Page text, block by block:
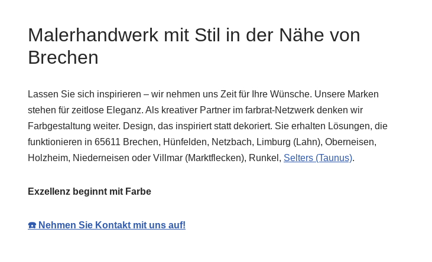
Malerhandwerk mit Stil in der Nähe von
Brechen
Lassen Sie sich inspirieren – wir nehmen uns Zeit für Ihre Wünsche. Unsere Marken
stehen für zeitlose Eleganz. Als kreativer Partner im farbrat-Netzwerk denken wir
Farbgestaltung weiter. Design, das inspiriert statt dekoriert. Sie erhalten Lösungen, die
funktionieren in 65611 Brechen, Hünfelden, Netzbach, Limburg (Lahn), Oberneisen,
Holzheim, Niederneisen oder Villmar (Marktflecken), Runkel, Selters (Taunus).
Exzellenz beginnt mit Farbe
☎️ Nehmen Sie Kontakt mit uns auf!